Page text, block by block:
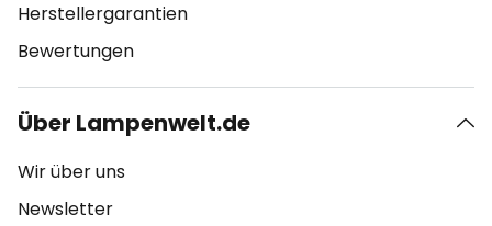
Herstellergarantien
Bewertungen
Über Lampenwelt.de
Wir über uns
Newsletter